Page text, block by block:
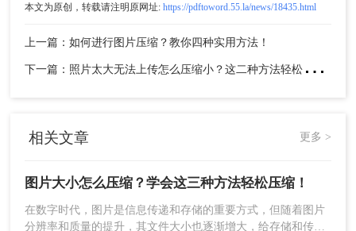
是不是小了很多呢。
择合适的压缩质量和比例，避免过度压缩导致图片
质量下降。
在线压缩工具无需下载安装软件，只需在浏览器中
供简洁易用的界面，支持多种文件格式和快速压
缩。
优点：无需下载安装软件，操作简便；支持多
本文为原创，转载请注明原网址: https://pdftoword.55.la/news/18435.html
上一篇：如何进行图片压缩？教你四种实用方法！
下
一篇：照片太大无法上传怎么压缩小？这二种方法轻松压缩！
相关文章 更多 >
图片大小怎么压缩？学会这三种方法轻松压缩！
在数字时代，图片是信息传递和存储的重要方式，但随着图片
分辨率和质量的提升，其文件大小也逐渐增大，给存储和传输